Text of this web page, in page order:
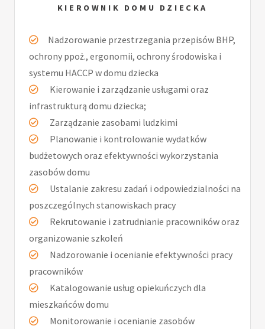
KIEROWNIK DOMU DZIECKA
Nadzorowanie przestrzegania przepisów BHP,
ochrony ppoż., ergonomii, ochrony środowiska i
systemu HACCP w domu dziecka
Kierowanie i zarządzanie usługami oraz
infrastrukturą domu dziecka;
Zarządzanie zasobami ludzkimi
Planowanie i kontrolowanie wydatków
budżetowych oraz efektywności wykorzystania
zasobów domu
Ustalanie zakresu zadań i odpowiedzialności na
poszczególnych stanowiskach pracy
Rekrutowanie i zatrudnianie pracowników oraz
organizowanie szkoleń
Nadzorowanie i ocenianie efektywności pracy
pracowników
Katalogowanie usług opiekuńczych dla
mieszkańców domu
Monitorowanie i ocenianie zasobów